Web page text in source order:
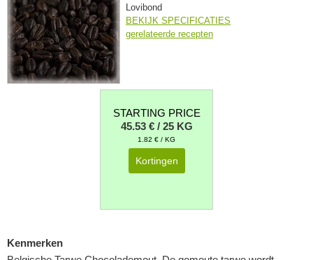
Lovibond
BEKIJK SPECIFICATIES
gerelateerde recepten
STARTING PRICE
45.53 € / 25 KG
1.82 € / KG
Kortingen
Kenmerken